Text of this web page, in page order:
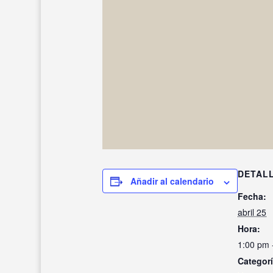
Añadir al calendario
Fecha:
abril 25
Hora:
1:00 pm